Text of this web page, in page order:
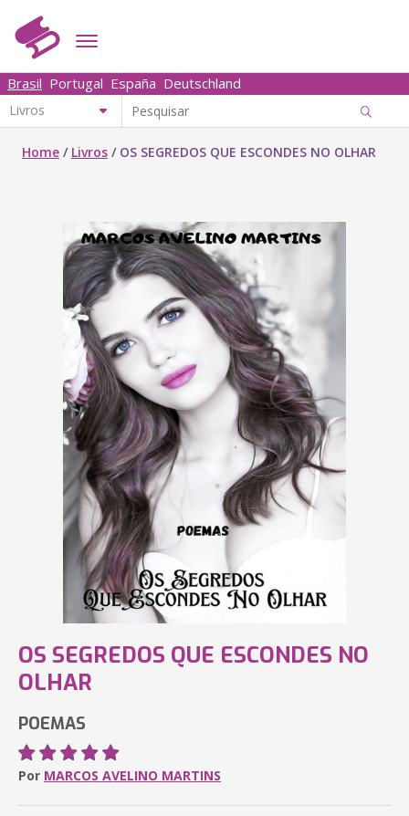
Brasil Portugal España Deutschland
Home / Livros / OS SEGREDOS QUE ESCONDES NO OLHAR
OS SEGREDOS QUE ESCONDES NO
OLHAR
POEMAS
Por MARCOS AVELINO MARTINS